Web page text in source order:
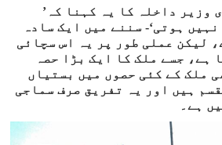
وزیر داخلہ کا یہ کہنا کہ’
ہوتی‘- سننے میں ایک سادہ
لیکن عملی طور پر یہ اس سچائی
ہے، جسے ملک کا ایک بڑا حصہ
ملک کے کئی حصوں میں بستیاں
ہیں اور یہ تفریق صرف سماجی
ہے۔